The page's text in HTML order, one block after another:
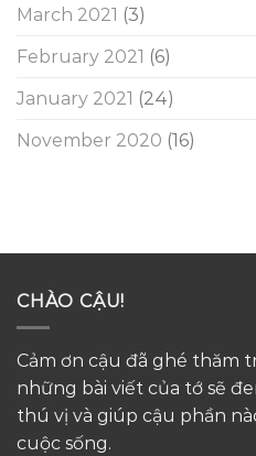
March 2021 (3)
February 2021 (6)
January 2021 (24)
November 2020 (16)
CHÀO CẬU!
Cảm ơn cậu đã ghé thăm
những bài viết của tớ sẽ
thú vị và giúp cậu phần
cuộc sống.